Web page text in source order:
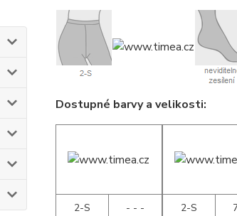
Dostupné barvy a velikosti:
2-S
- - -
2-S